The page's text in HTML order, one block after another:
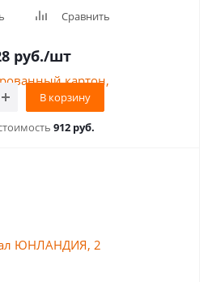
Сравнить
руб./шт
В корзину
912 руб.